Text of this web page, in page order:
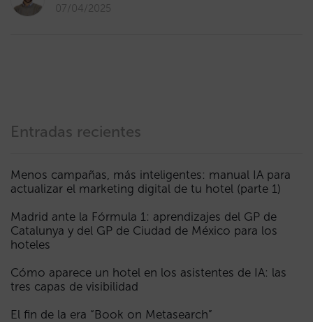
07/04/2025
Entradas recientes
Menos campañas, más inteligentes: manual IA para
actualizar el marketing digital de tu hotel (parte 1)
Madrid ante la Fórmula 1: aprendizajes del GP de
Catalunya y del GP de Ciudad de México para los
hoteles
Cómo aparece un hotel en los asistentes de IA: las
tres capas de visibilidad
El fin de la era “Book on Metasearch”